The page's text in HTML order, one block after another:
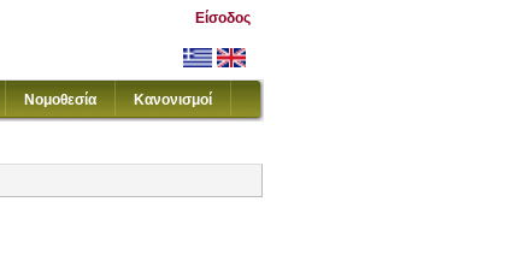
Είσοδος
Νομοθεσία Κανονισμοί